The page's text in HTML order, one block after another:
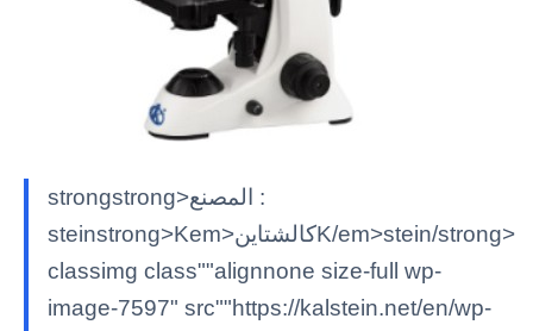
strongstrong>المصنع :
steinstrong>Kem>كالشتاينK/em>stein/strong>
classimg class""alignnone size-full wp-
image-7597" src""https://kalstein.net/en/wp-